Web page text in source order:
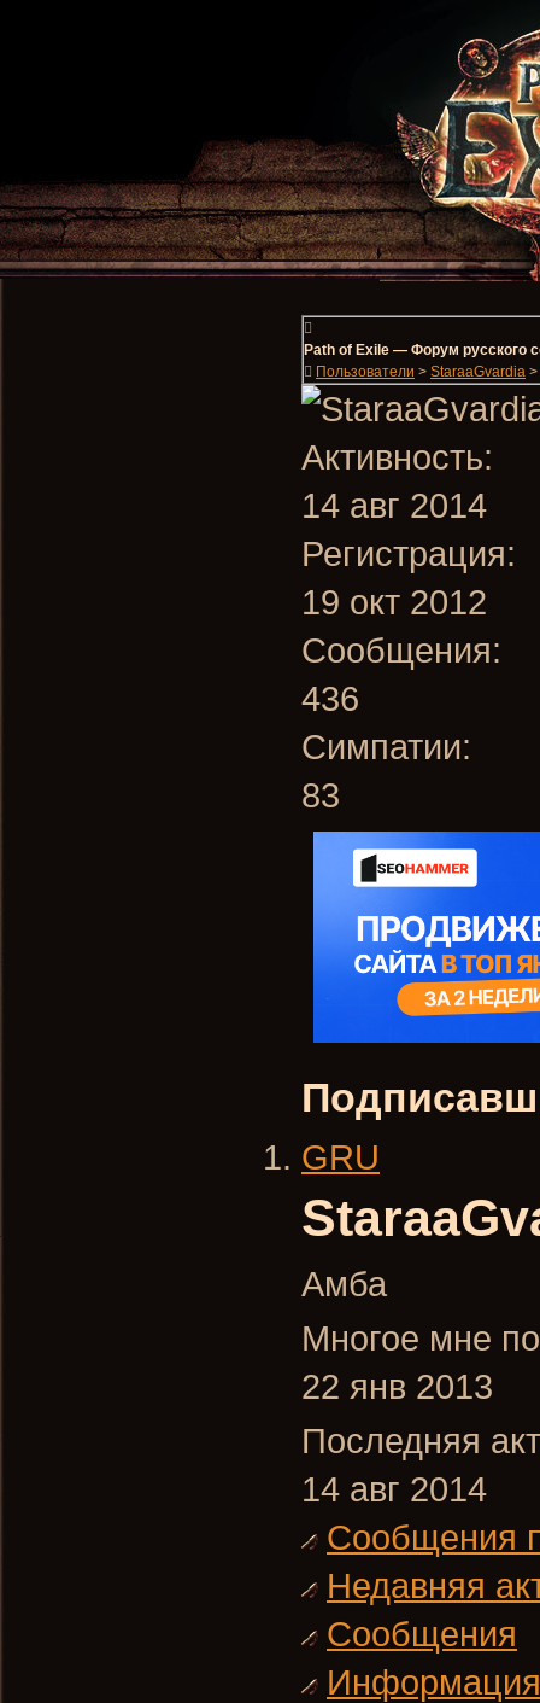
Path of Exile — Форум русского
Пользователи > StaraaGvardia >
Активность:
14 авг 2014
Регистрация:
19 окт 2012
Сообщения:
436
Симпатии:
83
GRU
Амба
Многое мне
22 янв 2013
Последняя
14 авг 2014
Сообщения
Недавняя
Сообщения
Информация